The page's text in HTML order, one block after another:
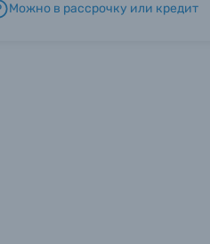
Можно в рассрочку или кредит